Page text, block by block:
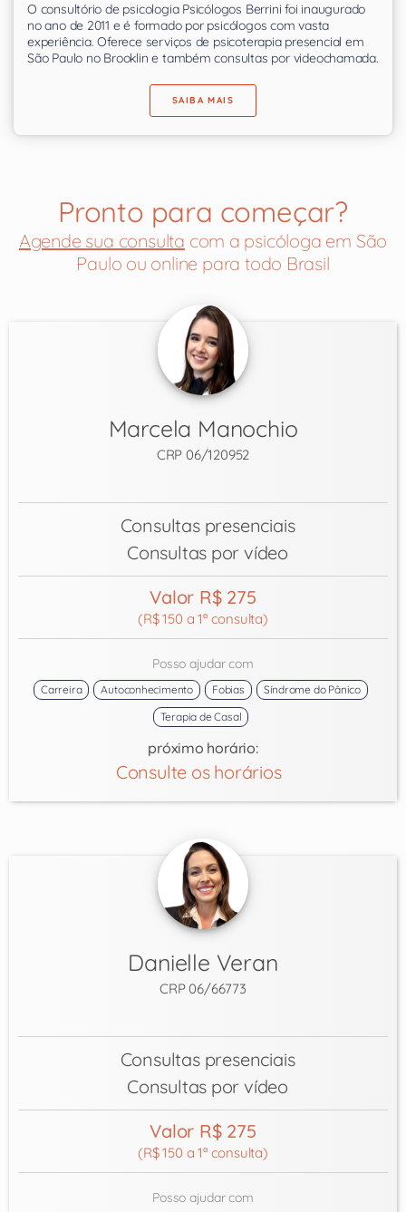
O consultório de psicologia Psicólogos Berrini foi inaugurado
no ano de 2011 e é formado por psicólogos com vasta
experiência. Oferece serviços de psicoterapia presencial em
São Paulo no Brooklin e também consultas por videochamada.
SAIBA MAIS
Pronto para começar?
Agende sua consulta com a psicóloga em São
Paulo ou online para todo Brasil
Marcela Manochio
CRP 06/120952
Consultas presenciais
Consultas por vídeo
Valor R$ 275
(R$ 150 a 1ª consulta)
Posso ajudar com
Carreira Autoconhecimento Fobias
Síndrome do Pânico
Terapia de Casal
próximo horário:
Consulte os horários
Danielle Veran
CRP 06/66773
Consultas presenciais
Consultas por vídeo
Valor R$ 275
(R$ 150 a 1ª consulta)
Posso ajudar com